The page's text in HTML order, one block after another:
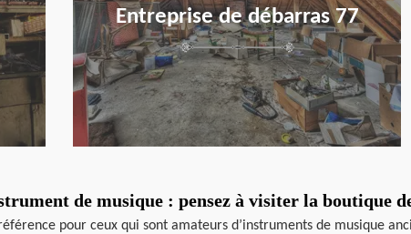
Entreprise de débarras 77
de musique : pensez à visiter la boutique
pour ceux qui sont amateurs d’instruments de musique